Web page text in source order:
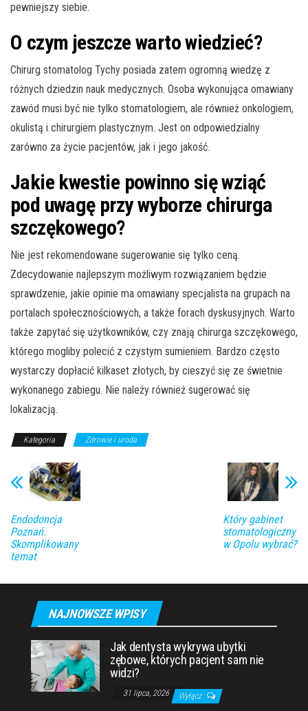
pewniejszy siebie.
O czym jeszcze warto wiedzieć?
Chirurg stomatolog Tychy posiada zatem ogromną wiedzę z
różnych dziedzin nauk medycznych. Osoba wykonująca omawiany
zawód musi być nie tylko stomatologiem, ale również onkologiem,
okulistą i chirurgiem plastycznym. Jest on odpowiedzialny
zarówno za życie pacjentów, jak i jego jakość.
Jakie kwestie powinno się wziąć
pod uwagę przy wyborze chirurga
szczękowego?
Nie jest rekomendowane sugerowanie się tylko ceną.
Zdecydowanie najlepszym możliwym rozwiązaniem będzie
sprawdzenie, jakie opinie ma omawiany specjalista na grupach na
portalach społecznościowych, a także forach dyskusyjnych. Warto
także zapytać się użytkowników, czy znają chirurga szczękowego,
którego mogliby polecić z czystym sumieniem. Bardzo często
wystarczy dopłacić kilkaset złotych, by cieszyć się ze świetnie
wykonanego zabiegu. Nie należy również sugerować się
lokalizacją.
Kategoria Zdrowie i uroda
Endodoncja
Poznań.
Skomplikowany
temat
Który gabinet
stomatologiczny
w Opolu wybrać?
NAJNOWSZE WPISY
Jak dentysta wykrywa ubytki
zębowe, których pacjent sam nie
widzi?
31 lipca, 2026 Wyłącz